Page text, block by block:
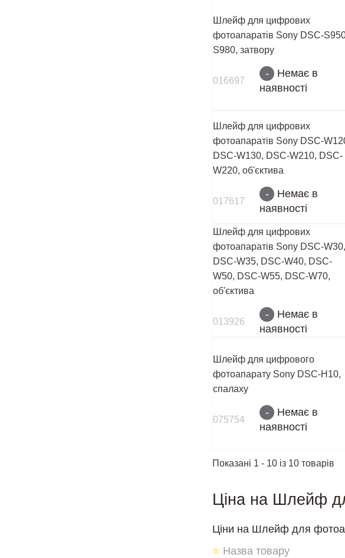
Шлейф для цифрових
фотоапаратів Sony DSC-
S980, затвору
016697
-
Немає в
наявності
Шлейф для цифрових
фотоапаратів Sony DSC-
DSC-W130, DSC-W210, DSC-
W220, об'єктива
017617
-
Немає в
наявності
Шлейф для цифрових
фотоапаратів Sony DSC-W30,
DSC-W35, DSC-W40, DSC-
W50, DSC-W55, DSC-W70,
об'єктива
013926
-
Немає в
наявності
Шлейф для цифрового
фотоапарату Sony DSC-H10,
спалаху
075754
-
Немає в
наявності
Показані 1 - 10 із 10 товарів
Ціна на Шлейф
Ціни на Шлейф для
⭐ Назва товару